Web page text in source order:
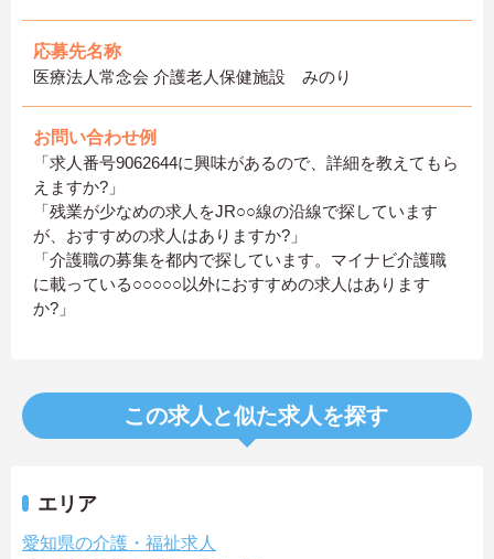
応募先名称
医療法人常念会 介護老人保健施設 みのり
お問い合わせ例
「求人番号9062644に興味があるので、詳細を教えてもら
えますか?」
「残業が少なめの求人をJR○○線の沿線で探しています
が、おすすめの求人はありますか?」
「介護職の募集を都内で探しています。マイナビ介護職
に載っている○○○○○以外におすすめの求人はあります
か?」
この求人と似た求人を探す
エリア
愛知県の介護・福祉求人